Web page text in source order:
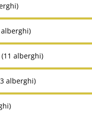
alberghi)
alberghi)
alberghi)